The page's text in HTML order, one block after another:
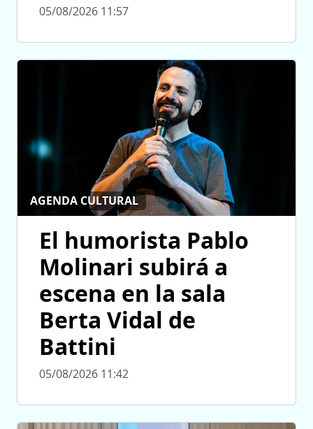
05/08/2026 11:57
AGENDA CULTURAL
El humorista Pablo
Molinari subirá a
escena en la sala
Berta Vidal de
Battini
05/08/2026 11:42